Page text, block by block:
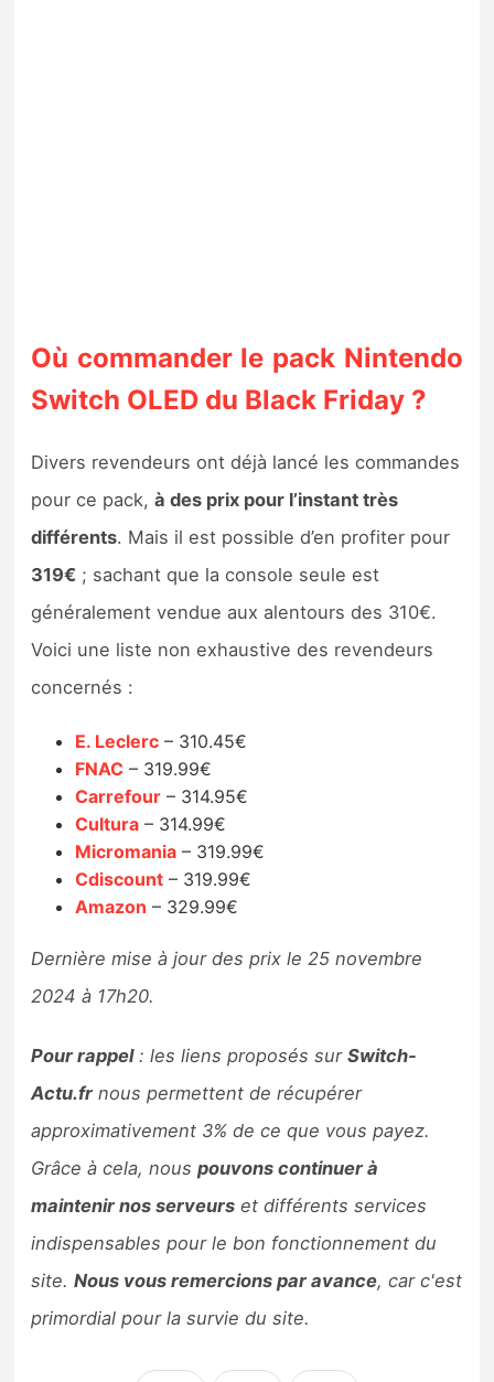
Où commander le pack Nintendo
Switch OLED du Black Friday ?
Divers revendeurs ont déjà lancé les commandes
pour ce pack,à des prix pour l’instant très
différents. Mais il est possible d’en profiter pour
319€ ; sachant que la console seule est
généralement vendue aux alentours des 310€.
Voici une liste non exhaustive des revendeurs
concernés :
E. Leclerc – 310.45€
FNAC – 319.99€
Carrefour – 314.95€
Cultura – 314.99€
Micromania – 319.99€
Cdiscount – 319.99€
Amazon – 329.99€
Dernière mise à jour des prix le 25 novembre
2024 à 17h20.
Pour rappel: les liens proposés surSwitch-
Actu.fr nous permettent de récupérer
approximativement 3% de ce que vous payez.
Grâce à cela, nouspouvons continuer à
maintenir nos serveurs et différents services
indispensables pour le bon fonctionnement du
site.Nous vous remercions par avance, car c'est
primordial pour la survie du site.